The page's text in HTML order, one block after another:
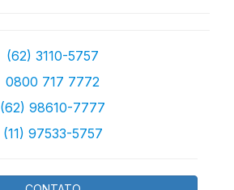
(62) 3110-5757
0800 717 7772
(62) 98610-7777
(11) 97533-5757